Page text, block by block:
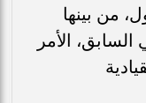
من بينها
السابق، الأمر